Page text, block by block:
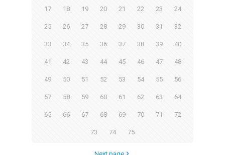
17 18 19 20 21 22 23 24
25 26 27 28 29 30 31 32
33 34 35 36 37 38 39 40
41 42 43 44 45 46 47 48
49 50 51 52 53 54 55 56
57 58 59 60 61 62 63 64
65 66 67 68 69 70 71 72
73 74 75